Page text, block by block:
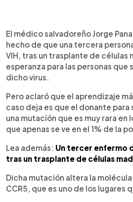
► Escuchar artículo
El médico salvadoreño Jorge
hecho de que una tercera
VIH, tras un trasplante de células
esperanza para las personas que
dicho virus.
Pero aclaró que el aprendizaje
caso deja es que el donante
una mutación que es muy rara en
que apenas se ve en el 1% de la
Lea además: Un tercer enfermo
tras un trasplante de células
Dicha mutación altera la
CCR5, que es uno de los lugares